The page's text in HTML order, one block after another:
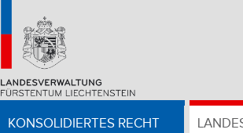
KONSOLIDIERTES RECHT